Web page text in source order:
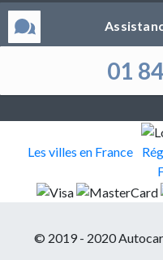
01
Les villes en France
© 2019 - 2020